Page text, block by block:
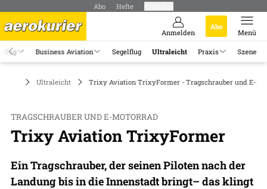
Abo Hefte
Anmelden
Abo
Menü
Business Aviation Segelflug Ultraleicht Praxis Szene
Ultraleicht Trixy Aviation TrixyFormer - Tragschrauber und E-
TRAGSCHRAUBER UND E-MOTORRAD
Trixy Aviation TrixyFormer
Ein Tragschrauber, der seinen Piloten nach der
Landung bis in die Innenstadt bringt– das klingt